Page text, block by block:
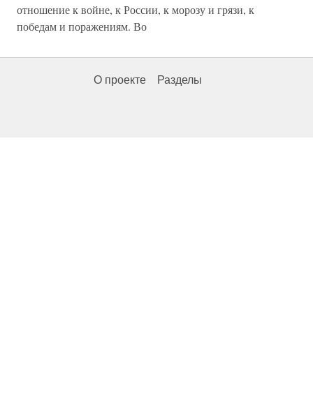
отношение к войне, к России, к морозу и грязи, к
победам и поражениям. Во
О проекте Разделы